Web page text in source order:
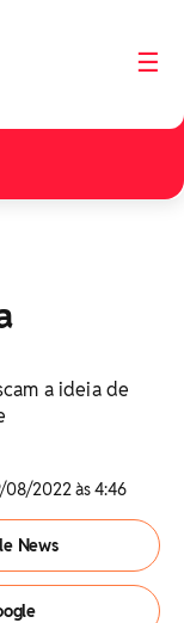
☰
a ideia de
08/2022 às 4:46
News